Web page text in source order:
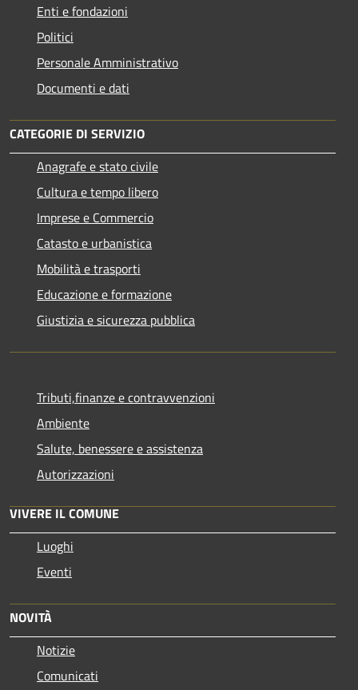
Enti e fondazioni
Politici
Personale Amministrativo
Documenti e dati
CATEGORIE DI SERVIZIO
Anagrafe e stato civile
Cultura e tempo libero
Imprese e Commercio
Catasto e urbanistica
Mobilità e trasporti
Educazione e formazione
Giustizia e sicurezza pubblica
Tributi,finanze e contravvenzioni
Ambiente
Salute, benessere e assistenza
Autorizzazioni
VIVERE IL COMUNE
Luoghi
Eventi
NOVITÀ
Notizie
Comunicati